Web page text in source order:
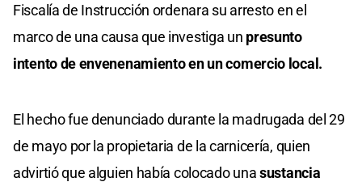
Fiscalía de Instrucción ordenara su arresto en el
marco de una causa que investiga un presunto
intento de envenenamiento en un comercio local.
El hecho fue denunciado durante la madrugada del 29
de mayo por la propietaria de la carnicería, quien
advirtió que alguien había colocado unasustancia